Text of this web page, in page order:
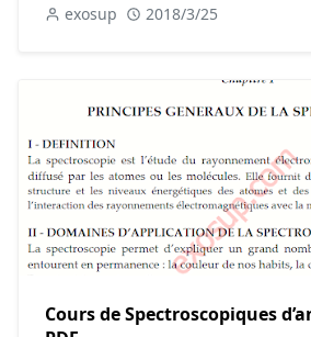
exosup 2018/3/25
Cours de Spectroscopiques